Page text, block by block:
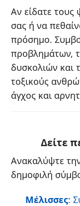
Αν είδατε
σας ή να
πρόσημο.
προβλημάτων,
δυσκολιών και
τοξικούς
άγχος και
Δείτε
Ανακαλύψτε
δημοφιλή
Μέλισσες: